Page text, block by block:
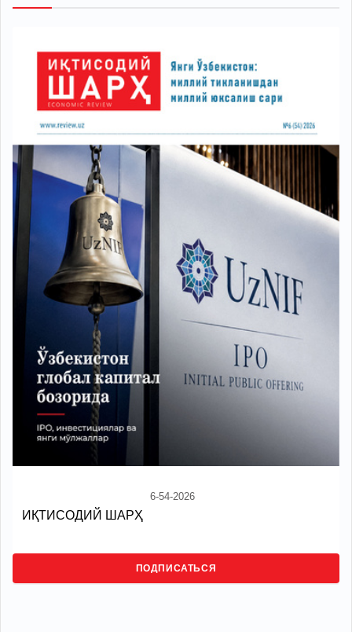
6-54-2026
ИҚТИСОДИЙ ШАРҲ
ПОДПИСАТЬСЯ